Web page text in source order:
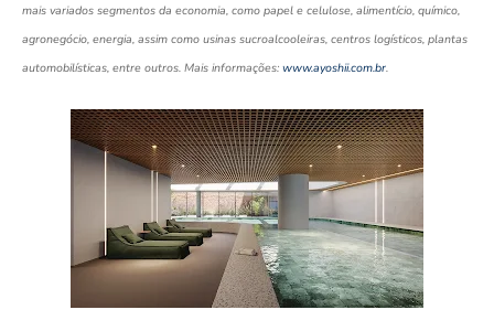
mais variados segmentos da economia, como papel e celulose, alimentício, químico,
agronegócio, energia, assim como usinas sucroalcooleiras, centros logísticos, plantas
automobilísticas, entre outros. Mais informações: www.ayoshii.com.br.